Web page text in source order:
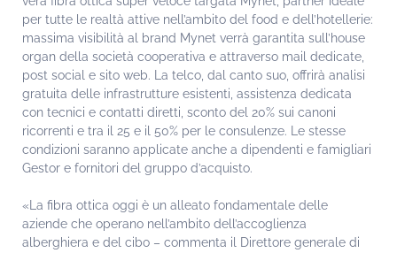
per tutte le realtà attive nell’ambito del food e dell’hotellerie:
massima visibilità al brand Mynet verrà garantita sull’house
organ della società cooperativa e attraverso mail dedicate,
post social e sito web. La telco, dal canto suo, offrirà analisi
gratuita delle infrastrutture esistenti, assistenza dedicata
con tecnici e contatti diretti, sconto del 20% sui canoni
ricorrenti e tra il 25 e il 50% per le consulenze. Le stesse
condizioni saranno applicate anche a dipendenti e famigliari
Gestor e fornitori del gruppo d’acquisto.
«La fibra ottica oggi è un alleato fondamentale delle
aziende che operano nell’ambito dell’accoglienza
alberghiera e del cibo – commenta il Direttore generale di